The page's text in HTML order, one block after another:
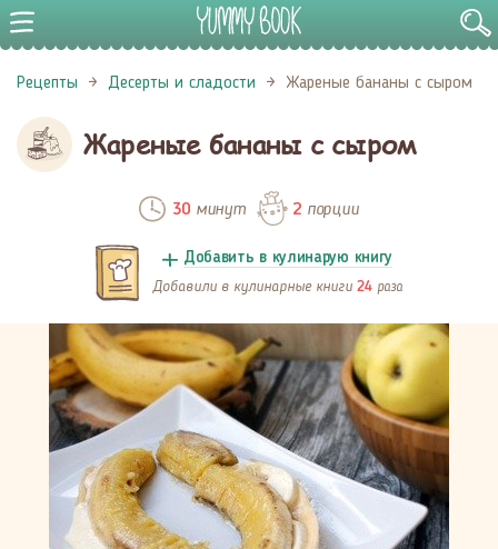
Рецепты Десерты и сладости Жареные бананы с сыром
Жареные бананы с сыром
30минут 2порции
Добавить в кулинарую книгу
Добавили в кулинарные книги 24 раза